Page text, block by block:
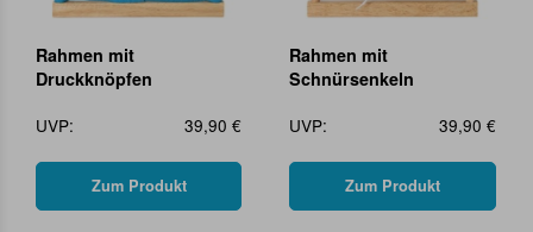
Rahmen mit
Druckknöpfen
UVP:
39,90 €
Zum Produkt
Rahmen mit
Schnürsenkeln
UVP:
39,90 €
Zum Produkt